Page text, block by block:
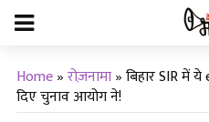
Home»रोज़नामा»बिहार SIR में
दिए चुनाव आयोग ने!